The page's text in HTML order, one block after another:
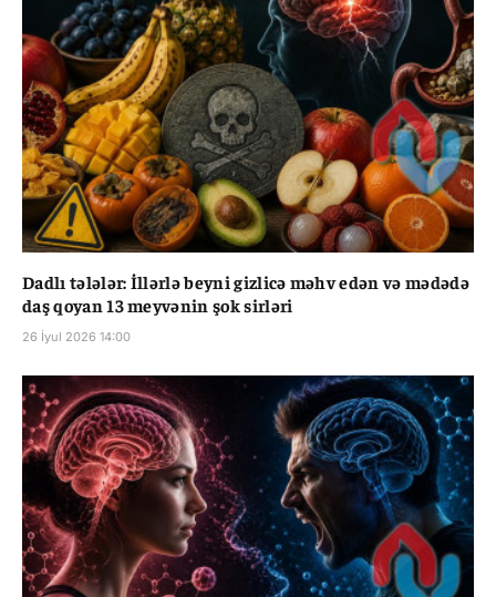
Dadlı tələlər: İllərlə beyni gizlicə məhv edən və mədədə
daş qoyan 13 meyvənin şok sirləri
26 İyul 2026 14:00